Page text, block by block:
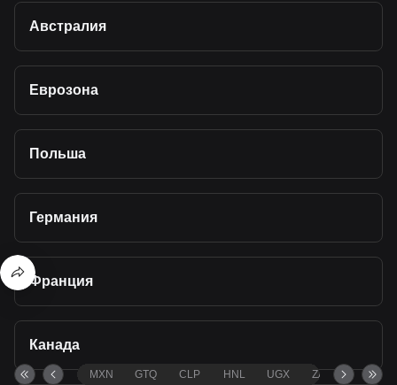
Австралия
Еврозона
Польша
Германия
Франция
Канада
MXN GTQ CLP HNL UGX ZAR TND